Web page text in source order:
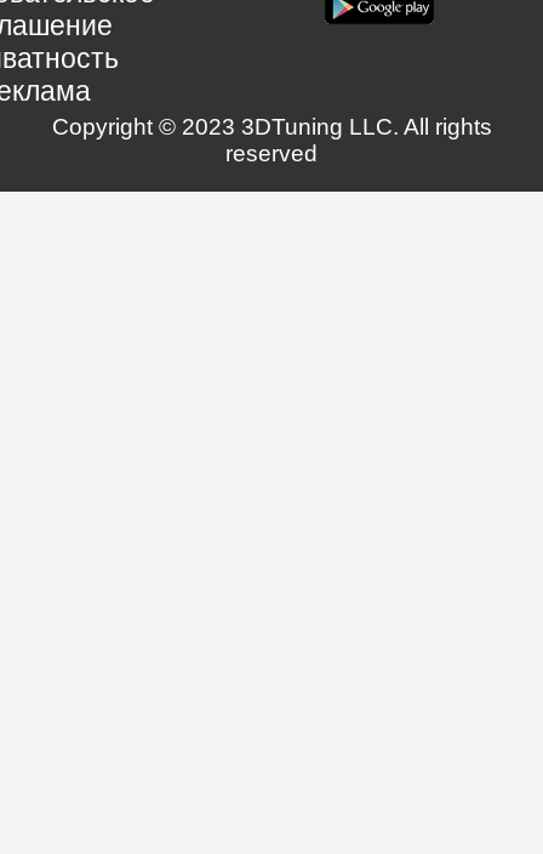
Copyright © 2023 3DTuning LLC. All rights
reserved